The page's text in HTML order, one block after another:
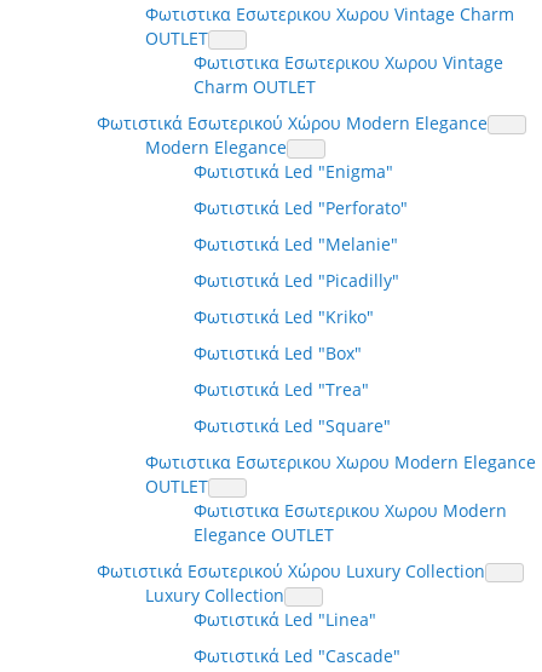
Φωτιστικα Εσωτερικου Χωρου Vintage Charm
OUTLET
Φωτιστικα Εσωτερικου Χωρου Vintage
Charm OUTLET
Φωτιστικά Εσωτερικού Χώρου Modern Elegance
Modern Elegance
Φωτιστικά Led "Enigma"
Φωτιστικά Led "Perforato"
Φωτιστικά Led "Melanie"
Φωτιστικά Led "Picadilly"
Φωτιστικά Led "Kriko"
Φωτιστικά Led "Box"
Φωτιστικά Led "Trea"
Φωτιστικά Led "Square"
Φωτιστικα Εσωτερικου Χωρου Modern Elegance
OUTLET
Φωτιστικα Εσωτερικου Χωρου Modern
Elegance OUTLET
Φωτιστικά Εσωτερικού Χώρου Luxury Collection
Luxury Collection
Φωτιστικά Led "Linea"
Φωτιστικά Led "Cascade"